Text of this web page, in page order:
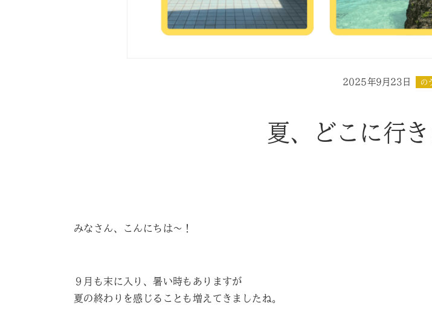
2025年9月23日 の
夏、どこに行
みなさん、こんにちは～！
９月も末に入り、暑い時もありますが
夏の終わりを感じることも増えてきましたね。